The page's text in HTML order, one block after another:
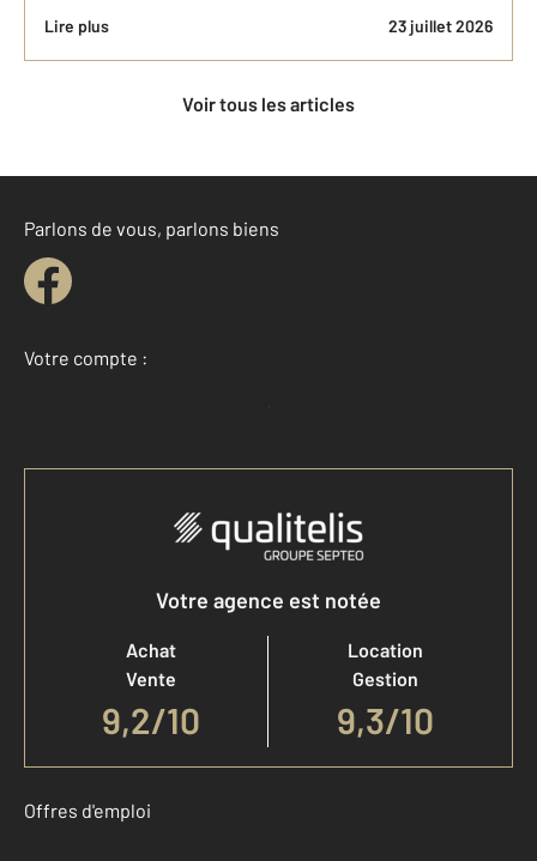
Lire plus 23 juillet 2026
Voir tous les articles
Parlons de vous, parlons biens
Votre compte :
Accéder à mon compte
Votre agence est notée
Achat
Vente
9,2/10
Location
Gestion
9,3/10
Offres d'emploi